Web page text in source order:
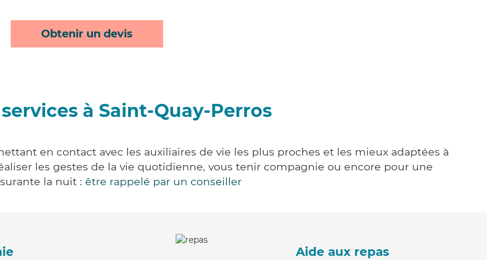
Obtenir un devis
à Saint-Quay-Perros
en contact avec les auxiliaires de vie les plus proches et les mieux adaptées à
les gestes de la vie quotidienne, vous tenir compagnie ou encore pour une
la nuit : être rappelé par un conseiller
Aide aux repas